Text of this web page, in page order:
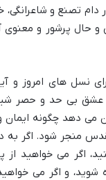
تصنع و شاعرانگی،
و حال پرشور و
نسل های امروز و
و عشق بی حد و حصر
دهد چگونه ایمان
منجر شود. اگر به
اگر می خواهید
شوید، و اگر می